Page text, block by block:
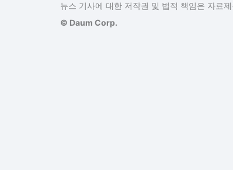
뉴스 기사에 대한 저작권 및 법적 책임은 자료
© Daum Corp.